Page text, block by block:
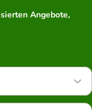
Angebote,